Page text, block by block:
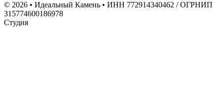
© 2026 • Идеальный Камень • ИНН 772914340462 / ОГРНИП
315774600186978
Студия